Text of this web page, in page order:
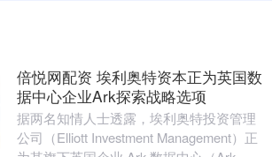
倍悦网配资 埃利奥特资本正为英国数
据中心企业Ark探索战略选项
据两名知情人士透露，埃利奥特投资管理
公司（Elliott Investment Management）正